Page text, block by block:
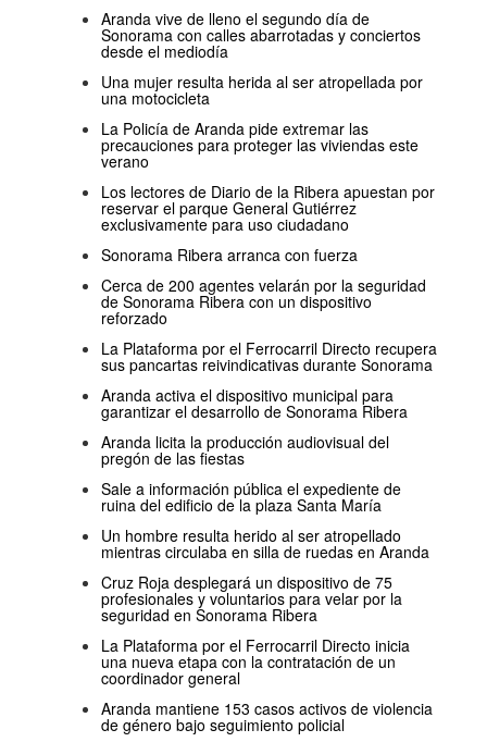
Aranda vive de lleno el segundo día de
Sonorama con calles abarrotadas y conciertos
desde el mediodía
Una mujer resulta herida al ser atropellada por
una motocicleta
La Policía de Aranda pide extremar las
precauciones para proteger las viviendas este
verano
Los lectores de Diario de la Ribera apuestan por
reservar el parque General Gutiérrez
exclusivamente para uso ciudadano
Sonorama Ribera arranca con fuerza
Cerca de 200 agentes velarán por la seguridad
de Sonorama Ribera con un dispositivo
reforzado
La Plataforma por el Ferrocarril Directo recupera
sus pancartas reivindicativas durante Sonorama
Aranda activa el dispositivo municipal para
garantizar el desarrollo de Sonorama Ribera
Aranda licita la producción audiovisual del
pregón de las fiestas
Sale a información pública el expediente de
ruina del edificio de la plaza Santa María
Un hombre resulta herido al ser atropellado
mientras circulaba en silla de ruedas en Aranda
Cruz Roja desplegará un dispositivo de 75
profesionales y voluntarios para velar por la
seguridad en Sonorama Ribera
La Plataforma por el Ferrocarril Directo inicia
una nueva etapa con la contratación de un
coordinador general
Aranda mantiene 153 casos activos de violencia
de género bajo seguimiento policial